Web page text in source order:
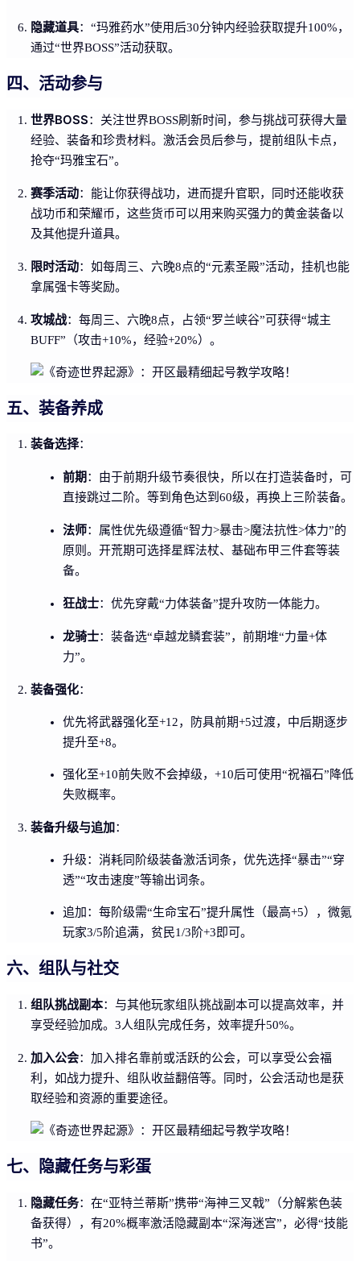
隐藏道具：“玛雅药水”使用后30分钟内经验获取提升100%，
通过“世界BOSS”活动获取。
四、活动参与
世界BOSS：关注世界BOSS刷新时间，参与挑战可获得大量
经验、装备和珍贵材料。激活会员后参与，提前组队卡点，
抢夺“玛雅宝石”。
赛季活动：能让你获得战功，进而提升官职，同时还能收获
战功币和荣耀币，这些货币可以用来购买强力的黄金装备以
及其他提升道具。
限时活动：如每周三、六晚8点的“元素圣殿”活动，挂机也能
拿属强卡等奖励。
攻城战：每周三、六晚8点，占领“罗兰峡谷”可获得“城主
BUFF”（攻击+10%，经验+20%）。
五、装备养成
装备选择：
前期：由于前期升级节奏很快，所以在打造装备时，可
直接跳过二阶。等到角色达到60级，再换上三阶装备。
法师：属性优先级遵循“智力>暴击>魔法抗性>体力”的
原则。开荒期可选择星辉法杖、基础布甲三件套等装
备。
狂战士：优先穿戴“力体装备”提升攻防一体能力。
龙骑士：装备选“卓越龙鳞套装”，前期堆“力量+体
力”。
装备强化：
优先将武器强化至+12，防具前期+5过渡，中后期逐步
提升至+8。
强化至+10前失败不会掉级，+10后可使用“祝福石”降低
失败概率。
装备升级与追加：
升级：消耗同阶级装备激活词条，优先选择“暴击”“穿
透”“攻击速度”等输出词条。
追加：每阶级需“生命宝石”提升属性（最高+5），微氪
玩家3/5阶追满，贫民1/3阶+3即可。
六、组队与社交
组队挑战副本：与其他玩家组队挑战副本可以提高效率，并
享受经验加成。3人组队完成任务，效率提升50%。
加入公会：加入排名靠前或活跃的公会，可以享受公会福
利，如战力提升、组队收益翻倍等。同时，公会活动也是获
取经验和资源的重要途径。
七、隐藏任务与彩蛋
隐藏任务：在“亚特兰蒂斯”携带“海神三叉戟”（分解紫色装
备获得），有20%概率激活隐藏副本“深海迷宫”，必得“技能
书”。